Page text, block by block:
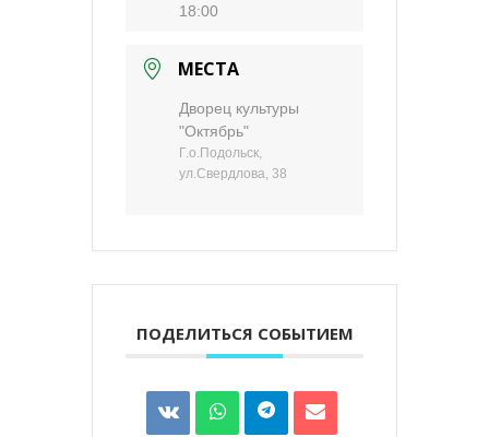
18:00
МЕСТА
Дворец культуры
"Октябрь"
Г.о.Подольск,
ул.Свердлова, 38
ПОДЕЛИТЬСЯ СОБЫТИЕМ